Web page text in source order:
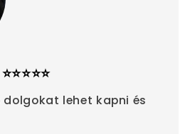
dolgokat lehet kapni és